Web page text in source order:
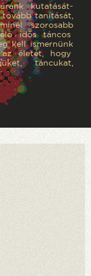
kutatását-
tanítását,
szorosabb
idős táncos
kell ismernünk
életét, hogy
táncukat,